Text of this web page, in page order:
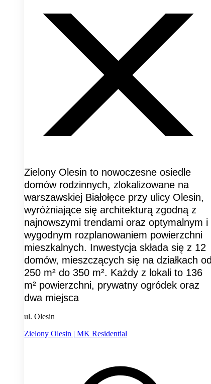
Zielony Olesin to nowoczesne osiedle
domów rodzinnych, zlokalizowane na
warszawskiej Białołęce przy ulicy Olesin,
wyróżniające się architekturą zgodną z
najnowszymi trendami oraz optymalnym i
wygodnym rozplanowaniem powierzchni
mieszkalnych. Inwestycja składa się z 12
domów, mieszczących się na działkach od
250 m² do 350 m². Każdy z lokali to 136
m² powierzchni, prywatny ogródek oraz
dwa miejsca
ul. Olesin
Zielony Olesin | MK Residential